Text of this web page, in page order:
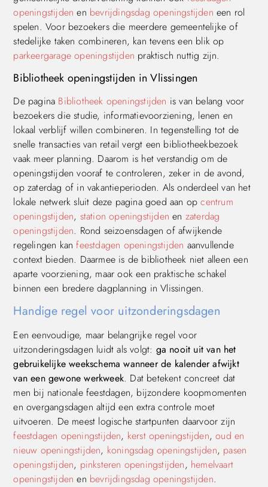
openingstijden en bevrijdingsdag openingstijden een rol
spelen. Voor bezoekers die meerdere gemeentelijke of
stedelijke taken combineren, kan tevens een blik op
parkeergarage openingstijden praktisch nuttig zijn.
Bibliotheek openingstijden in Vlissingen
De pagina Bibliotheek openingstijden is van belang voor
bezoekers die studie, informatievoorziening, lenen en
lokaal verblijf willen combineren. In tegenstelling tot de
snelle transacties van retail vergt een bibliotheekbezoek
vaak meer planning. Daarom is het verstandig om de
openingstijden vooraf te controleren, zeker in de avond,
op zaterdag of in vakantieperioden. Als onderdeel van het
lokale netwerk sluit deze pagina goed aan opcentrum
openingstijden, station openingstijden en zaterdag
openingstijden. Rond seizoensdagen of afwijkende
regelingen kan feestdagen openingstijden aanvullende
context bieden. Daarmee is de bibliotheek niet alleen een
aparte voorziening, maar ook een praktische schakel
binnen een bredere dagplanning in Vlissingen.
Handige regel voor uitzonderingsdagen
Een eenvoudige, maar belangrijke regel voor
uitzonderingsdagen luidt als volgt: ga nooit uit van het
gebruikelijke weekschema wanneer de kalender afwijkt
van een gewone werkweek. Dat betekent concreet dat
men bij nationale feestdagen, bijzondere koopmomenten
en overgangsdagen altijd een extra controle moet
uitvoeren. De meest logische startpunten daarvoor zijn
feestdagen openingstijden, kerst openingstijden,oud en
nieuw openingstijden, koningsdag openingstijden, pasen
openingstijden, pinksteren openingstijden, hemelvaart
openingstijden en bevrijdingsdag openingstijden.